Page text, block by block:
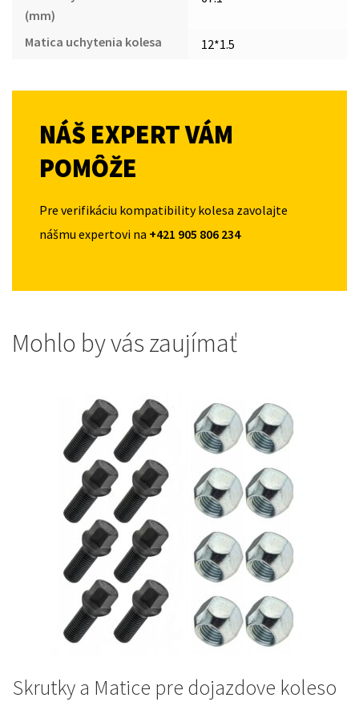
(mm)
Matica uchytenia kolesa 12*1.5
NÁŠ EXPERT VÁM
POMÔŽE
Pre verifikáciu kompatibility kolesa zavolajte
nášmu expertovi na +421 905 806 234
Mohlo by vás zaujímať
Skrutky a Matice pre dojazdove koleso